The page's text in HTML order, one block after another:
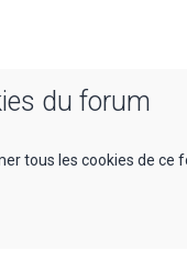
du forum
tous les cookies de ce